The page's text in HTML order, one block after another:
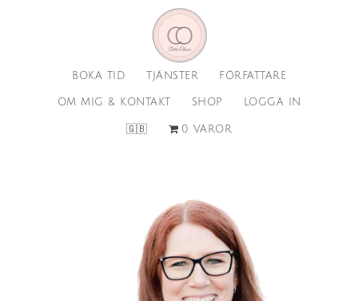
BOKA TID TJÄNSTER FÖRFATTARE
OM MIG & KONTAKT SHOP LOGGA IN
🇬🇧 0 VAROR